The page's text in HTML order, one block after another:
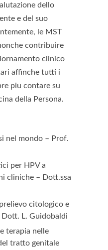
dello
e del suo
le MST
contribuire
clinico
affinche tutti i
piu contare su
della Persona.
nel mondo – Prof.
per HPV a
cliniche – Dott.ssa
citologico e
Dott. L. Guidobaldi
terapia nelle
tratto genitale